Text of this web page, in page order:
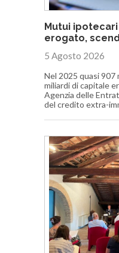
Mutui
erogato,
5 Agosto 2026
Nel 2025 quasi 907
miliardi di capitale
Agenzia delle
del credito extra-